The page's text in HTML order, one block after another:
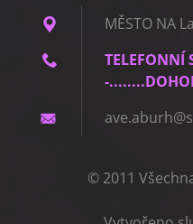
MĚSTO NA
TELEFONNÍ
-
ave.abur
© 2011